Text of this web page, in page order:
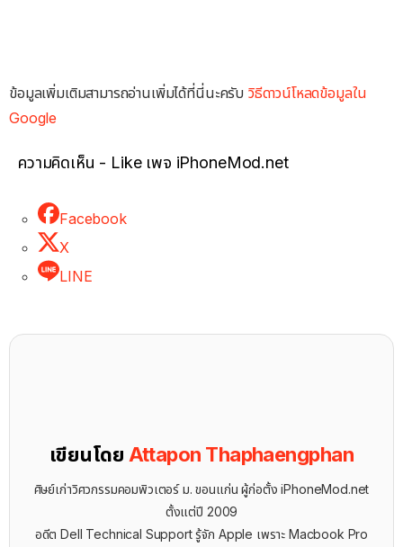
ข้อมูลเพิ่มเติมสามารถอ่านเพิ่มได้ที่นี่นะครับ วิธีดาวน์โหลดข้อมูลใน
Google
ความคิดเห็น - Like เพจ iPhoneMod.net
Facebook
X
LINE
เขียนโดย Attapon Thaphaengphan
ศิษย์เก่าวิศวกรรมคอมพิวเตอร์ ม. ขอนแก่น ผู้ก่อตั้ง iPhoneMod.net
ตั้งแต่ปี 2009
อดีต Dell Technical Support รู้จัก ​Apple เพราะ Macbook Pro